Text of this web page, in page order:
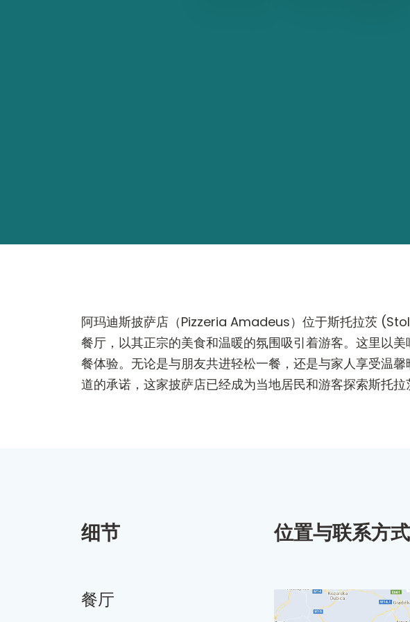
阿玛迪斯披萨店（Pizzeria Amadeus）位于斯托拉茨
餐厅，以其正宗的美食和温暖的氛围吸引着游客。这里以
餐体验。无论是与朋友共进轻松一餐，还是与家人享受温
道的承诺，这家披萨店已经成为当地居民和游客探索斯托拉
细节
餐厅
位置与联系方式